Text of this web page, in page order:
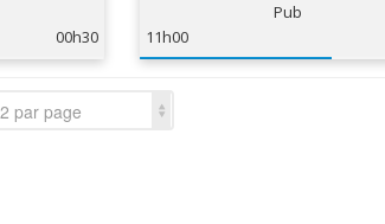
00h30
Pub
11h00
par page